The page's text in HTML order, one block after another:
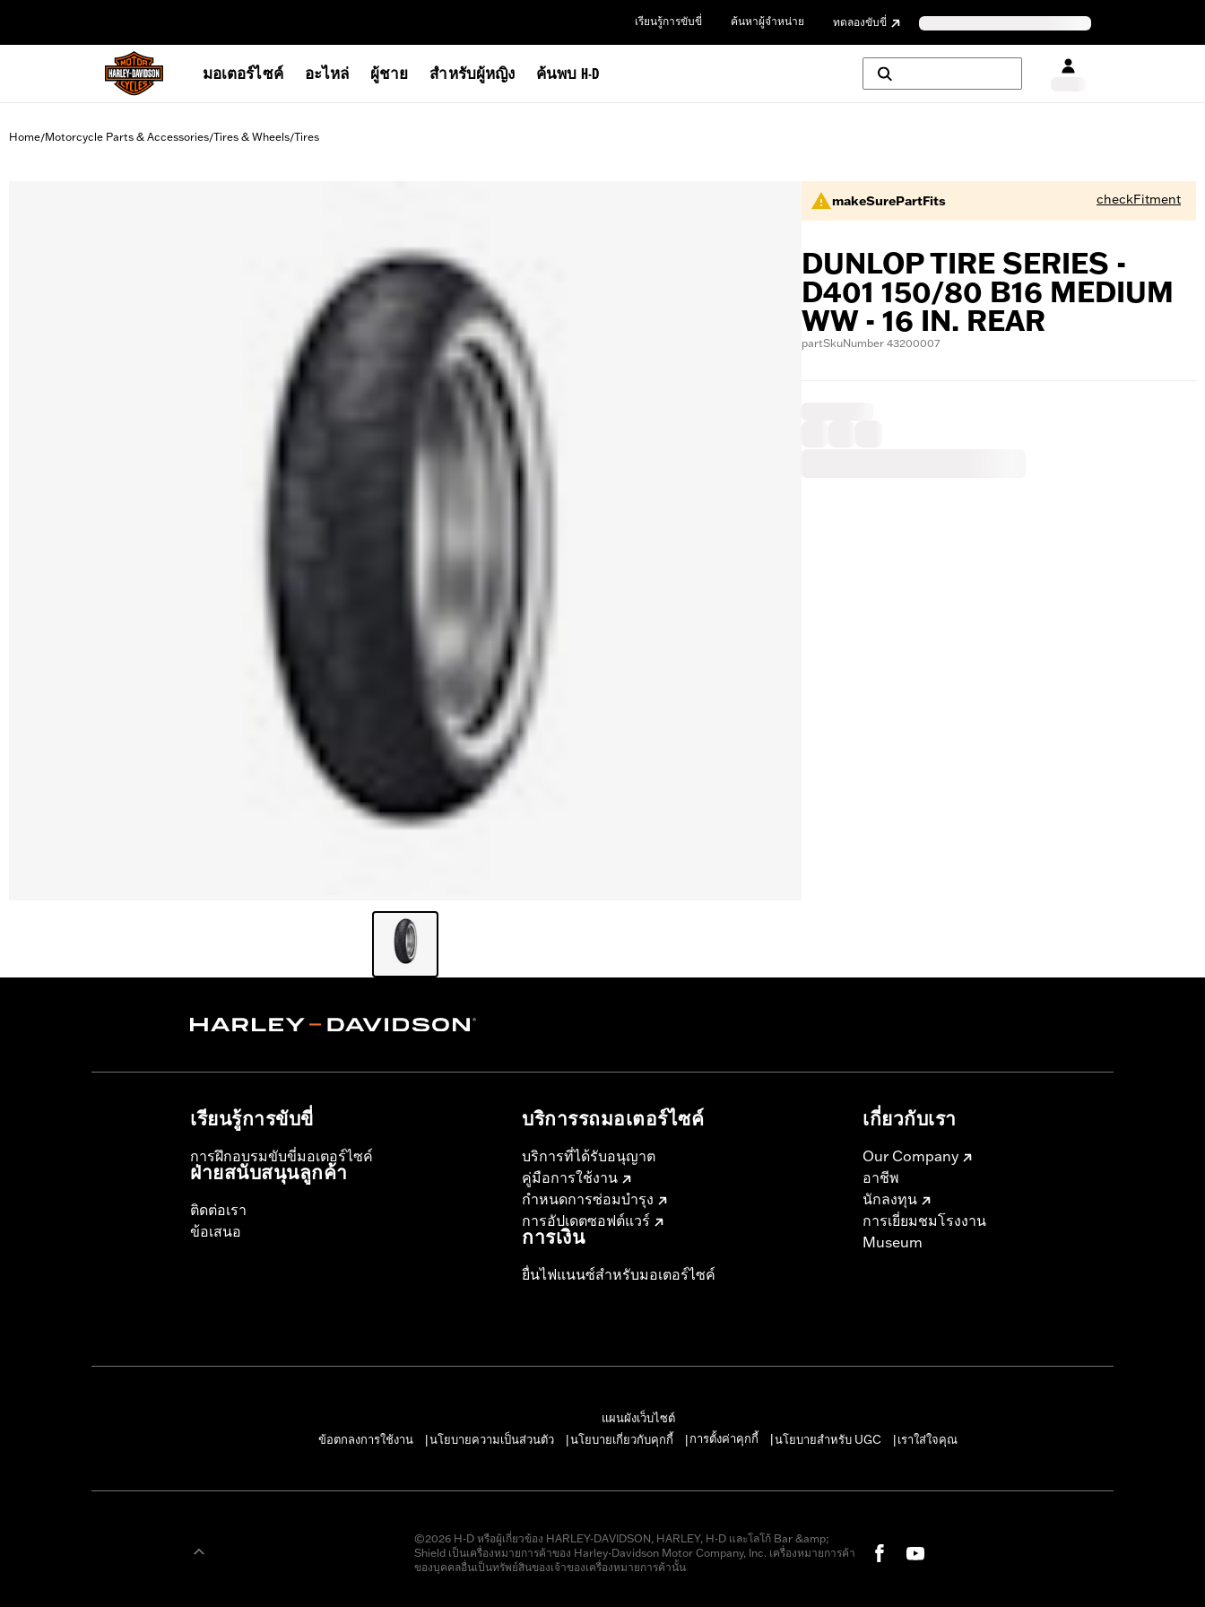
เรียนรู้การขับขี่ ค้นหาผู้จำหน่าย ทดลองขับขี่
มอเตอร์ไซค์ อะไหล่ ผู้ชาย สำหรับผู้หญิง ค้นพบ H-D
Home/Motorcycle Parts & Accessories/Tires & Wheels/Tires
makeSurePartFits checkFitment
DUNLOP TIRE SERIES -
D401 150/80 B16 MEDIUM
WW - 16 IN. REAR
partSkuNumber 43200007
เรียนรู้การขับขี่
การฝึกอบรมขับขี่มอเตอร์ไซค์
ฝ่ายสนับสนุนลูกค้า
ติดต่อเรา
ข้อเสนอ
บริการรถมอเตอร์ไซค์​
บริการที่ได้รับอนุญาต
คู่มือการใช้งาน
กำหนดการซ่อมบำรุง
การอัปเดตซอฟต์แวร์
การเงิน
ยื่นไฟแนนซ์สำหรับมอเตอร์ไซค์
เกี่ยวกับเรา
Our Company
อาชีพ
นักลงทุน
การเยี่ยมชมโรงงาน
Museum
แผนผังเว็บไซต์
ข้อตกลงการใช้งาน
นโยบายความเป็นส่วนตัว นโยบายเกี่ยวกับคุกกี้ การตั้งค่าคุกกี้ นโยบายสำหรับ UGC เราใส่ใจคุณ
©2026 H-D หรือผู้เกี่ยวข้อง HARLEY-DAVIDSON, HARLEY, H-D และโลโก้ Bar &amp;
Shield เป็นเครื่องหมายการค้าของ Harley-Davidson Motor Company, Inc. เครื่องหมายการค้า
ของบุคคลอื่นเป็นทรัพย์สินของเจ้าของเครื่องหมายการค้านั้น